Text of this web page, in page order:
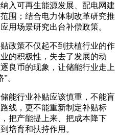
入可再生能源发展、配电网建
围；结合电力体制改革研究推
用场景研究出台补偿政策。
政策不仅起不到扶植行业的作
的积极性，失去了发展的动
良币的现象，让储能行业走上
。
能行业补贴应该慎重，不能盲
线，更不能重新制定补贴标
把产能提上来、把成本降下
培育和扶持作用。